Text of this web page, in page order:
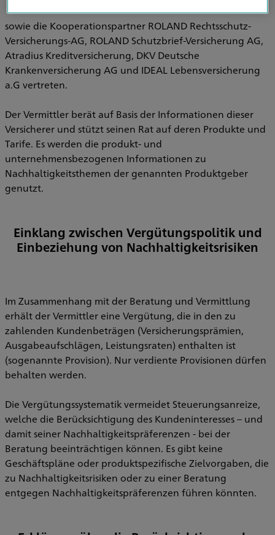
sowie die Kooperationspartner ROLAND Rechtsschutz-
Versicherungs-AG, ROLAND Schutzbrief-Versicherung AG,
Atradius Kreditversicherung, DKV Deutsche
Krankenversicherung AG und IDEAL Lebensversicherung
a.G vertreten.
Der Vermittler berät auf Basis der Informationen dieser
Versicherer und stützt seinen Rat auf deren Produkte und
Tarife. Es werden die produkt- und
unternehmensbezogenen Informationen zu
Nachhaltigkeitsthemen der genannten Produktgeber
genutzt.
Einklang zwischen Vergütungspolitik und
Einbeziehung von Nachhaltigkeitsrisiken
Im Zusammenhang mit der Beratung und Vermittlung
erhält der Vermittler eine Vergütung, die in den zu
zahlenden Kundenbeträgen (Versicherungsprämien,
Ausgabeaufschlägen, Leistungsraten) enthalten ist
(sogenannte Provision). Nur verdiente Provisionen dürfen
behalten werden.
Die Vergütungssystematik vermeidet Steuerungsanreize,
welche die Berücksichtigung des Kundeninteresses – und
damit seiner Nachhaltigkeitspräferenzen - bei der
Beratung beeinträchtigen können. Es gibt keine
Geschäftspläne oder produktspezifische Zielvorgaben, die
zu Nachhaltigkeitsrisiken oder zu einer Beratung
entgegen Nachhaltigkeitspräferenzen führen könnten.